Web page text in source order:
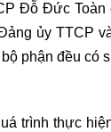
Đỗ Đức
ủy TTCP
phận đều
trình thực